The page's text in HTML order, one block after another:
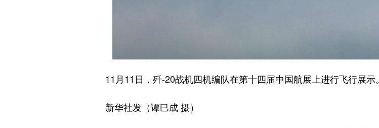
11月11日，歼-20战机四机编队在第十四届中国航展上进行飞行展示。
新华社发（谭巳成 摄）